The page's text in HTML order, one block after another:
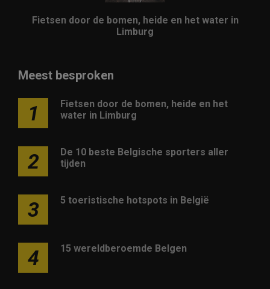
Fietsen door de bomen, heide en het water in
Limburg
Meest besproken
1
Fietsen door de bomen, heide en het
water in Limburg
2
De 10 beste Belgische sporters aller
tijden
3 5 toeristische hotspots in België
4 15 wereldberoemde Belgen